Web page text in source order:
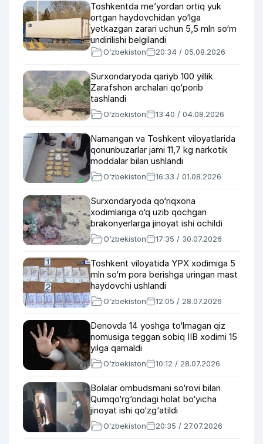
Toshkentda me’yordan ortiq yuk
ortgan haydovchidan yo‘lga
yetkazgan zarari uchun 5,5 mln so‘m
undirilishi belgilandi
O‘zbekiston 20:34 / 05.08.2026
Surxondaryoda qariyb 100 yillik
Zarafshon archalari qo‘porib
tashlandi
O‘zbekiston 13:40 / 04.08.2026
Namangan va Toshkent viloyatlarida
qonunbuzarlar jami 11,7 kg narkotik
moddalar bilan ushlandi
O‘zbekiston 16:33 / 01.08.2026
Surxondaryoda qo‘riqxona
xodimlariga o‘q uzib qochgan
brakonyerlarga jinoyat ishi ochildi
O‘zbekiston 17:35 / 30.07.2026
Toshkent viloyatida YPX xodimiga 5
mln so‘m pora berishga uringan mast
haydovchi ushlandi
O‘zbekiston 12:05 / 28.07.2026
Denovda 14 yoshga to‘lmagan qiz
nomusiga teggan sobiq IIB xodimi 15
yilga qamaldi
O‘zbekiston 10:12 / 28.07.2026
Bolalar ombudsmani so‘rovi bilan
Qumqo‘rg‘ondagi holat bo‘yicha
jinoyat ishi qo‘zg‘atildi
O‘zbekiston 20:35 / 27.07.2026